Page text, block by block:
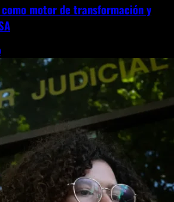
motor de transformación y